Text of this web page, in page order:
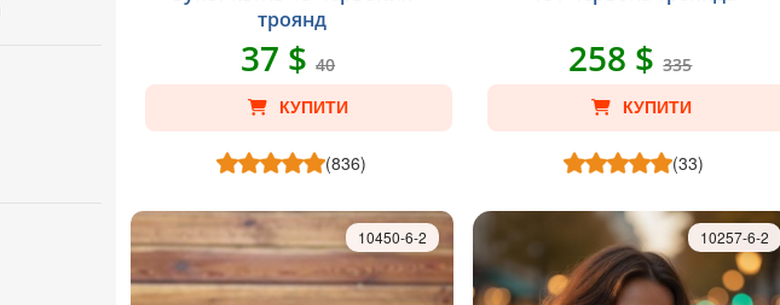
троянд
37 $40
КУПИТИ
(836)
258 $335
КУПИТИ
(33)
10450-6-2 10257-6-2